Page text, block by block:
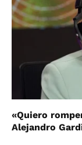
«Quiero
Alejandro